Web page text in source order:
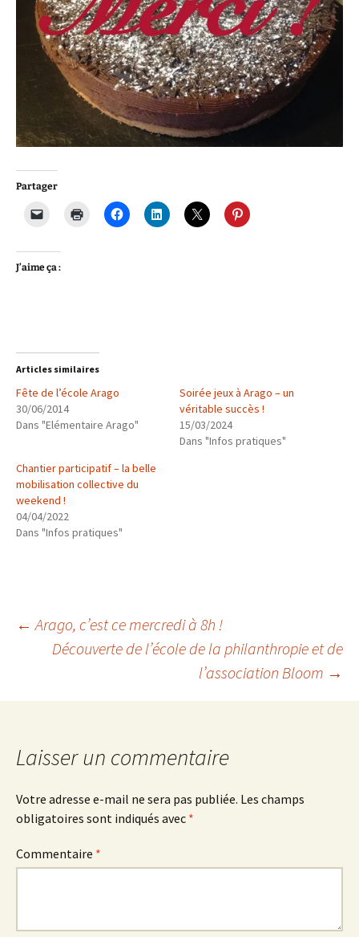
Partager
J’aime ça :
Articles similaires
Fête de l’école Arago
30/06/2014
Dans "Elémentaire Arago"
Soirée jeux à Arago – un
véritable succès !
15/03/2024
Dans "Infos pratiques"
Chantier participatif – la belle
mobilisation collective du
weekend !
04/04/2022
Dans "Infos pratiques"
Navigation
← Arago, c’est ce mercredi à 8h !
Découverte de l’école de la philanthropie et de
l’association Bloom →
Laisser un commentaire
Votre adresse e-mail ne sera pas publiée. Les champs
obligatoires sont indiqués avec *
Commentaire *